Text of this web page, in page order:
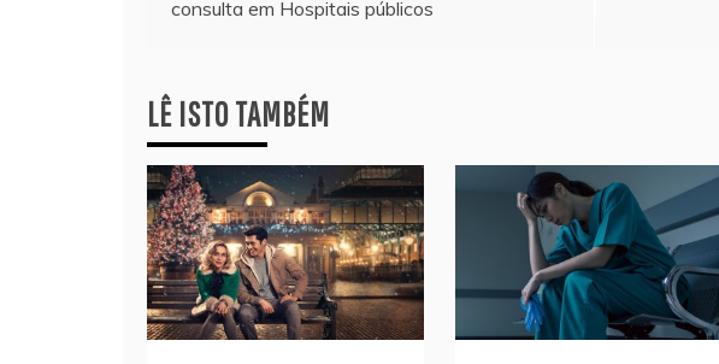
artigos
consulta em Hospitais públicos
LÊ ISTO TAMBÉM